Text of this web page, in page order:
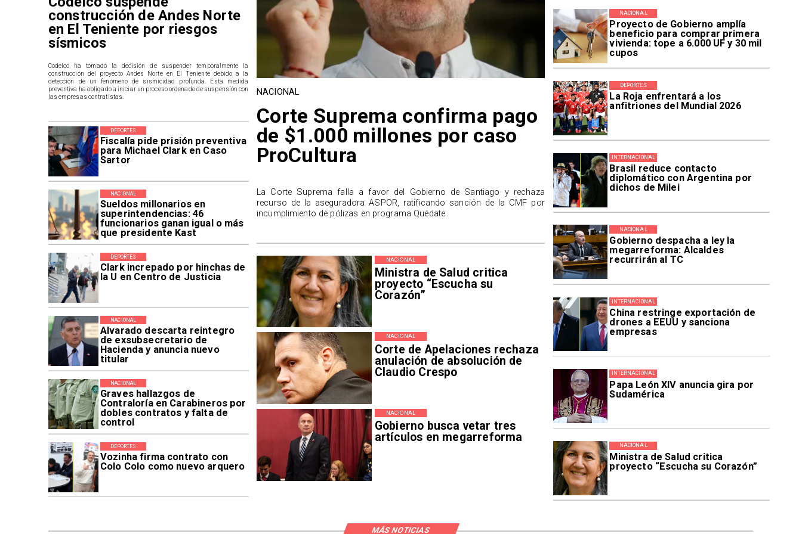
Proyecto de Gobierno amplía
beneficio para comprar primera
vivienda: tope a 6.000 UF y 30 mil
cupos
NACIONAL
La Roja enfrentará a los
anfitriones del Mundial 2026
DEPORTES
Brasil reduce contacto
diplomático con Argentina por
dichos de Milei
INTERNACIONAL
Gobierno despacha a ley la
megarreforma: Alcaldes
recurrirán al TC
NACIONAL
China restringe exportación de
drones a EEUU y sanciona
empresas
INTERNACIONAL
Papa León XIV anuncia gira por
Sudamérica
INTERNACIONAL
Ministra de Salud critica
proyecto “Escucha su Corazón”
NACIONAL
Fiscalía pide prisión preventiva
para Michael Clark en Caso
Sartor
DEPORTES
Sueldos millonarios en
superintendencias: 46
funcionarios ganan igual o más
que presidente Kast
NACIONAL
Clark increpado por hinchas de
la U en Centro de Justicia
DEPORTES
Alvarado descarta reintegro
de exsubsecretario de
Hacienda y anuncia nuevo
titular
NACIONAL
Graves hallazgos de
Contraloría en Carabineros por
dobles contratos y falta de
control
NACIONAL
Vozinha firma contrato con
Colo Colo como nuevo arquero
DEPORTES
Ministra de Salud critica
proyecto “Escucha su
Corazón”
NACIONAL
Corte de Apelaciones rechaza
anulación de absolución de
Claudio Crespo
NACIONAL
Gobierno busca vetar tres
artículos en megarreforma
NACIONAL
construcción de Andes Norte
en El Teniente por riesgos
sísmicos
Codelco ha tomado la decisión de suspender temporalmente la
construcción del proyecto Andes Norte en El Teniente debido a la
detección de un fenómeno de sismicidad profunda. Esta medida
preventiva ha obligado a iniciar un proceso ordenado de suspensión con
las empresas contratistas.
NACIONAL
Corte Suprema confirma pago
de $1.000 millones por caso
ProCultura
La Corte Suprema falla a favor del Gobierno de Santiago y rechaza
recurso de la aseguradora ASPOR, ratificando sanción de la CMF por
incumplimiento de pólizas en programa Quédate.
MÁS NOTICIAS